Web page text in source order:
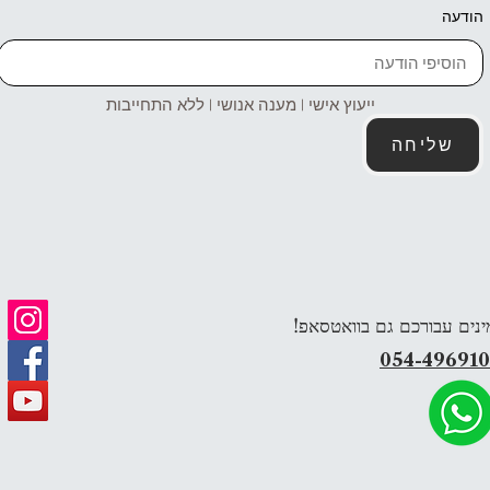
הודעה
ייעוץ אישי | מענה אנושי | ללא התחייבות
שליחה
עבורכם גם בוואטסאפ!
054-